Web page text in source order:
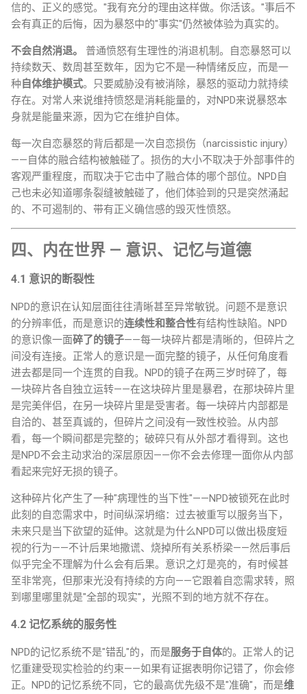
信的、正义的感觉。"我有充分的理由这样做。你活该。"事后不
会有真正的后悔，因为暴怒中的"事实"仍然被体验为真实的。
不会自然消退。
普通愤怒有生理性的消退机制。自恋暴怒可以
持续数天、数周甚至数年，因为它不是一种情绪反应，而是一
种自体维护模式。只要威胁没有被消除，暴怒的驱动力就持续
存在。对常人来说维持愤怒是消耗能量的，对NPD来说暴怒本
身就是能量来源，因为它在维护自体。
每一次自恋暴怒的背后都是一次自恋损伤（narcissistic injury）
——自体的融合结构被触碰了。损伤的大小不取决于外部事件的
客观严重程度，而取决于它击中了融合体的哪个部位。NPD自
己也未必知道哪条裂缝被触碰了，他们体验到的只是突然涌起
的、不可遏制的、带有正义确信感的毁灭性愤怒。
四、内在世界 — 意识、记忆与道德
4.1 意识的断裂性
NPD的意识在认知层面往往清晰甚至异常敏锐。问题不是意识
的分辨率低，而是意识的连续性和整合性有结构性缺陷。NPD
的意识像一面碎了的镜子——每一块碎片都是清晰的，但碎片之
间没有连接。正常人的意识是一面完整的镜子，从任何角度看
进去都是同一个连贯的自我。NPD的镜子在两三岁时碎了，每
一块碎片各自独立运转——在这块碎片里是暴君，在那块碎片里
是完美伴侣，在另一块碎片里是受害者。每一块碎片内部都是
自洽的、甚至真诚的，但碎片之间没有一致性校验。从内部
看，每一个瞬间都是完整的；破碎只有从外部才看得到。这也
是NPD不会主动求治的深层原因——你不会去修理一面你从内部
看起来完好无损的镜子。
这种碎片化产生了一种"病理性的当下性"——NPD被锁死在此时
此刻的自恋需求中，时间纵深坍缩：过去被重写以服务当下，
未来只是当下欲望的延伸。这就是为什么NPD可以做出极度短
视的行为——不计后果地撒谎、烧掉所有关系桥梁——然后事后
似乎完全不理解为什么会有后果。意识之灯是亮的，有时候甚
至非常亮，但那束光没有持续的方向——它跟着自恋需求转，照
到哪里哪里就是"全部的现实"，光照不到的地方就不存在。
4.2 记忆系统的服务性
NPD的记忆系统不是"错乱"的，而是服务于自体的。正常人的记
忆重建受现实检验的约束——如果有证据表明你记错了，你会修
正。NPD的记忆系统不同，它的最高优先级不是"准确"，而是维